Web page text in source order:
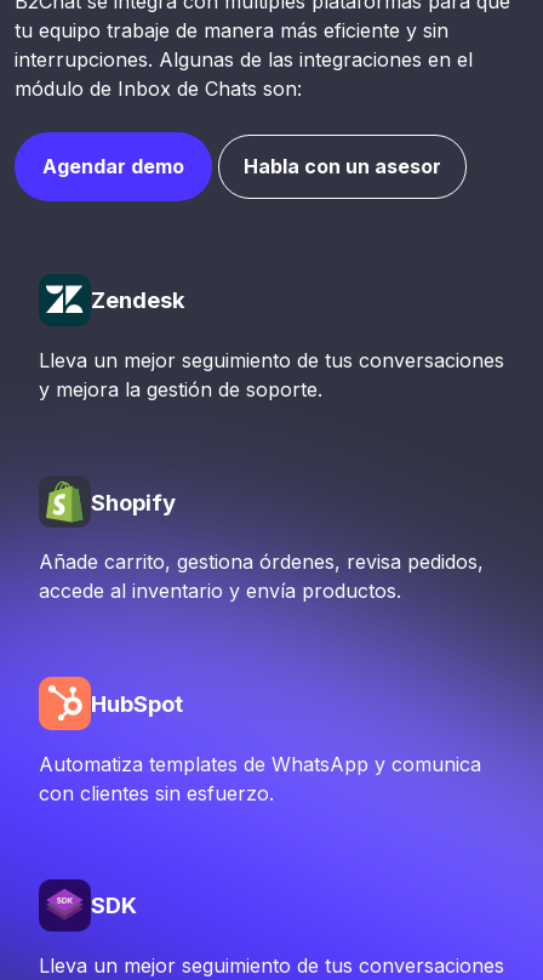
tu equipo trabaje de manera más eficiente y sin
interrupciones. Algunas de las integraciones en el
módulo de Inbox de Chats son:
Agendar demo Habla con un asesor
Zendesk
Lleva un mejor seguimiento de tus conversaciones
y mejora la gestión de soporte.
Shopify
Añade carrito, gestiona órdenes, revisa pedidos,
accede al inventario y envía productos.
HubSpot
Automatiza templates de WhatsApp y comunica
con clientes sin esfuerzo.
SDK
Lleva un mejor seguimiento de tus conversaciones